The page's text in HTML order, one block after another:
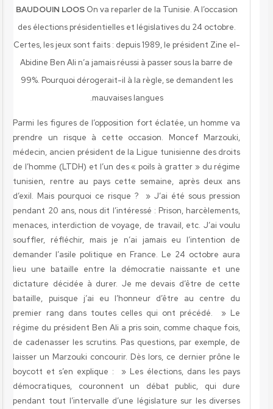
BAUDOUIN LOOS On va reparler de la Tunisie. A l’occasion
des élections présidentielles et législatives du 24 octobre.
Certes, les jeux sont faits : depuis 1989, le président Zine el-
Abidine Ben Ali n’a jamais réussi à passer sous la barre de
99%. Pourquoi dérogerait-il à la règle, se demandent les
mauvaises langues.
Parmi les figures de l’opposition fort éclatée, un homme va
prendre un risque à cette occasion. Moncef Marzouki,
médecin, ancien président de la Ligue tunisienne des droits
de l’homme (LTDH) et l’un des « poils à gratter » du régime
tunisien, rentre au pays cette semaine, après deux ans
d’exil. Mais pourquoi ce risque ? » J’ai été sous pression
pendant 20 ans, nous dit l’intéressé : Prison, harcèlements,
menaces, interdiction de voyage, de travail, etc. J’ai voulu
souffler, réfléchir, mais je n’ai jamais eu l’intention de
demander l’asile politique en France. Le 24 octobre aura
lieu une bataille entre la démocratie naissante et une
dictature décidée à durer. Je me devais d’être de cette
bataille, puisque j’ai eu l’honneur d’être au centre du
premier rang dans toutes celles qui ont précédé. » Le
régime du président Ben Ali a pris soin, comme chaque fois,
de cadenasser les scrutins. Pas questions, par exemple, de
laisser un Marzouki concourir. Dès lors, ce dernier prône le
boycott et s’en explique : » Les élections, dans les pays
démocratiques, couronnent un débat public, qui dure
pendant tout l’intervalle d’une législature sur les diverses